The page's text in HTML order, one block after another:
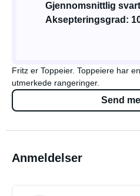
Gjennomsnittlig
Aksepteringsgrad:
Fritz er Toppeier. Toppeiere har
utmerkede rangeringer.
Send
Anmeldelser